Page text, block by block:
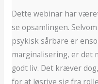
Dette webinar har
se opsamlingen.
psykisk sårbare er
marginalisering, er det
godt liv. Det kræver
for at løsrive sig fra